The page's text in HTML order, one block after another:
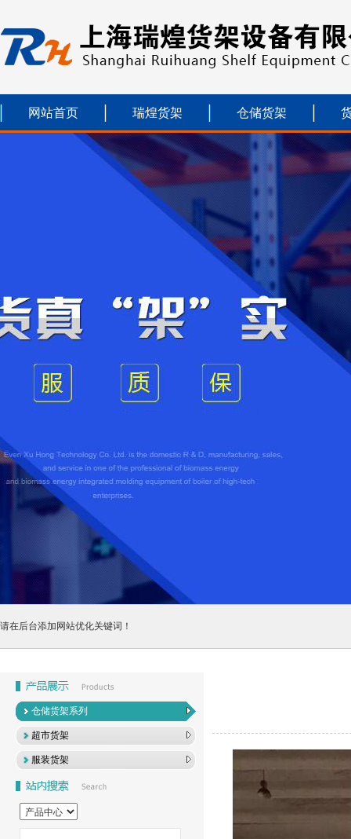
网站首页 瑞煌货架 仓储货架
请在后台添加网站优化关键词！
仓储货架系列
超市货架
服装货架